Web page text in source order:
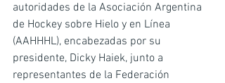
autoridades de la Asociación Argentina
de Hockey sobre Hielo y en Línea
(AAHHHL), encabezadas por su
presidente, Dicky Haiek, junto a
representantes de la Federación